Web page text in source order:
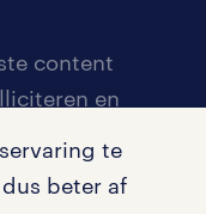
te
beter af
content
en